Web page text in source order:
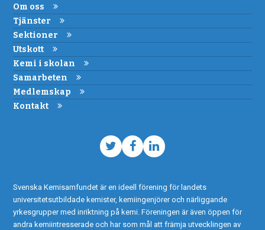
Om oss
Tjänster
Sektioner
Utskott
Kemi i skolan
Samarbeten
Medlemskap
Kontakt
TwitterFacebook
LinkedIn
Svenska Kemisamfundet är en ideell förening för landets
universitetsutbildade kemister, kemiingenjörer och närliggande
yrkesgrupper med inriktning på kemi. Föreningen är även öppen för
andra kemiintresserade och har som mål att främja utvecklingen av